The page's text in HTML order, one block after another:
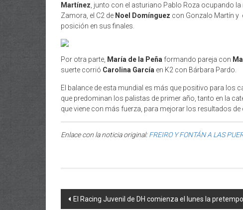
Martínez , junto con el asturiano Pablo Roza ocupando
Zamora, el C2 de Noel Domínguez con Gonzalo Martín y
posición en sus finales.
Por otra parte, María de la Peña formando pareja con
suerte corrió Carolina García en K2 con Bárbara Pardo.
El balance de esta mundial es más que positivo para los
que predominan los palistas de primer año, tanto en la
que viene con más fuerza, para mejorar los resultados de
Enlace con la noticia original:FREIRO Y FONTÁN A LAS
Post navigation
El Racing Juvenil de DH comienza el lunes la